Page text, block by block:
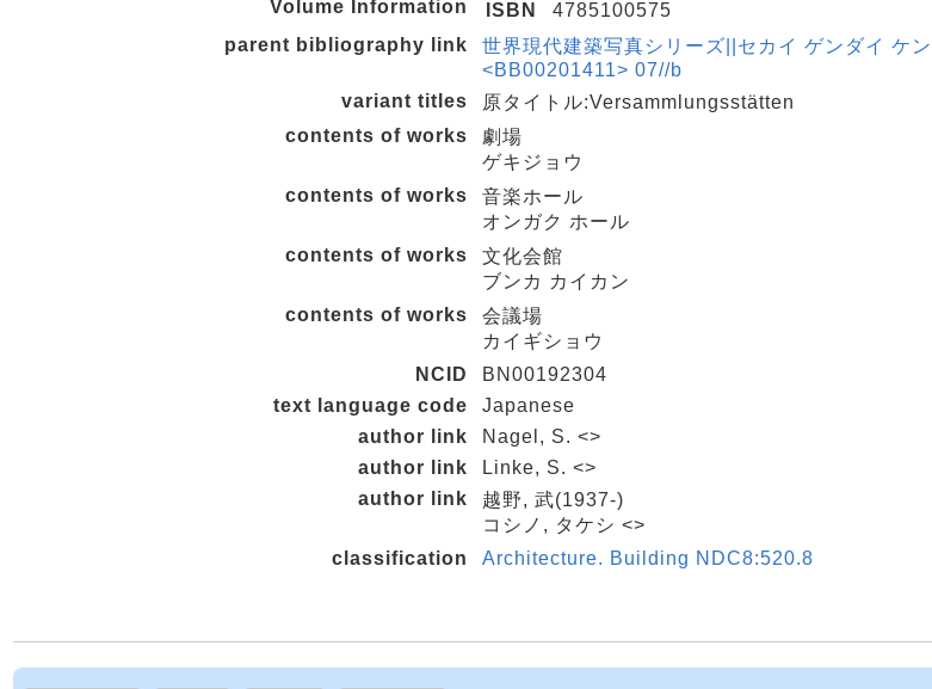
Volume Information
ISBN
4785100575
parent bibliography link
世界現代建築写真シリーズ||セカイ ゲンダイ ケ
<BB00201411> 07//b
variant titles
原タイトル:Versammlungsstätten
contents of works
劇場
ゲキジョウ
contents of works
音楽ホール
オンガク ホール
contents of works
文化会館
ブンカ カイカン
contents of works
会議場
カイギショウ
NCID
BN00192304
text language code
Japanese
author link
Nagel, S. <>
author link
Linke, S. <>
author link
越野, 武(1937-)
コシノ, タケシ <>
classification
Architecture. Building NDC8:520.8